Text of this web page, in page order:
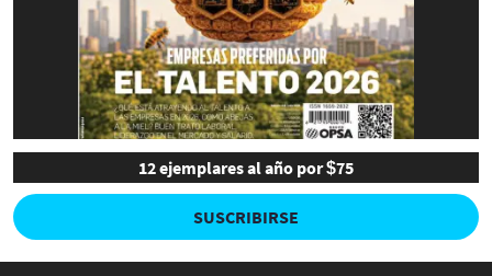
12 ejemplares al año por $75
SUSCRIBIRSE